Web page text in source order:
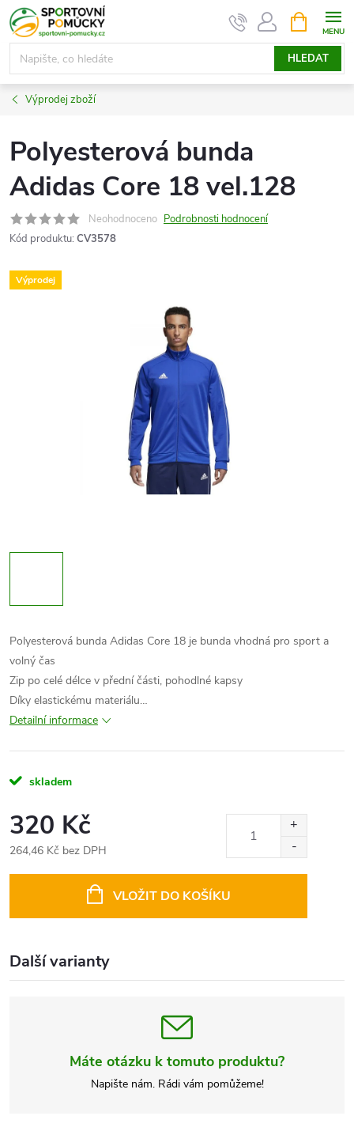
Přejít
na
obsah
HLEDAT
NÁKUPNÍ
KOŠÍK
Výprodej zboží
Polyesterová bunda
Adidas Core 18 vel.128
Neohodnoceno Podrobnosti hodnocení
Kód produktu: CV3578
Výprodej
Polyesterová bunda Adidas Core 18 je bunda vhodná pro sport a
volný čas
Zip po celé délce v přední části, pohodlné kapsy
Díky elastickému materiálu…
Detailní informace
skladem
320 Kč
264,46 Kč bez DPH
VLOŽIT DO KOŠÍKU
Další varianty
Máte otázku k tomuto produktu?
Napište nám. Rádi vám pomůžeme!